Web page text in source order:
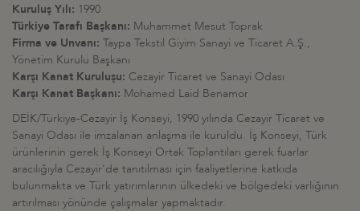
Kuruluş Yılı: 1990
Türkiye Tarafı Başkanı: Muhammet Mesut Toprak
Firma ve Unvanı: Taypa Tekstil Giyim Sanayi ve Ticaret A.Ş.,
Yönetim Kurulu Başkanı
Karşı Kanat Kuruluşu: Cezayir Ticaret ve Sanayi Odası
Karşı Kanat Başkanı: Mohamed Laid Benamor
DEİK/Türkiye-Cezayir İş Konseyi, 1990 yılında Cezayir Ticaret ve
Sanayi Odası ile imzalanan anlaşma ile kuruldu. İş Konseyi, Türk
ürünlerinin gerek İş Konseyi Ortak Toplantıları gerek fuarlar
aracılığıyla Cezayir'de tanıtılması için faaliyetlerine katkıda
bulunmakta ve Türk yatırımlarının ülkedeki ve bölgedeki varlığının
artırılması yönünde çalışmalar yapmaktadır.